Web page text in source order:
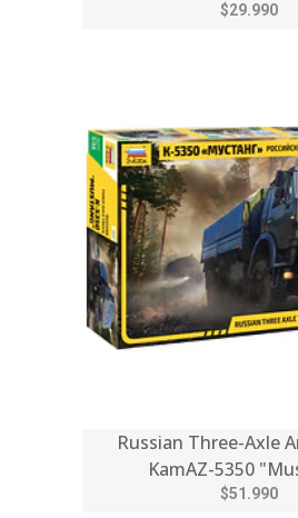
$29.990
Russian Three-Axle
KamAZ-5350
$51.990